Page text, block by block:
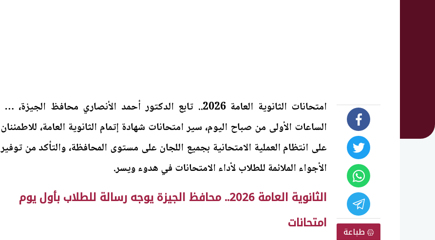
طباعة
امتحانات الثانوية العامة 2026.. تابع الدكتور أحمد الأنصاري محافظ الجيزة، منذ
الساعات الأولى من صباح اليوم، سير امتحانات شهادة إتمام الثانوية العامة، للاطمئنان
على انتظام العملية الامتحانية بجميع اللجان على مستوى المحافظة، والتأكد من توفير
الأجواء الملائمة للطلاب لأداء الامتحانات في هدوء ويسر.
الثانوية العامة 2026.. محافظ الجيزة يوجه رسالة للطلاب بأول يوم
امتحانات